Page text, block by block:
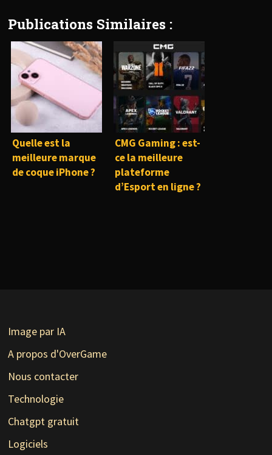
Publications Similaires :
Quelle est la
meilleure marque
de coque iPhone ?
CMG Gaming : est-
ce la meilleure
plateforme
d’Esport en ligne ?
Image par IA
A propos d'OverGame
Nous contacter
Technologie
Chatgpt gratuit
Logiciels